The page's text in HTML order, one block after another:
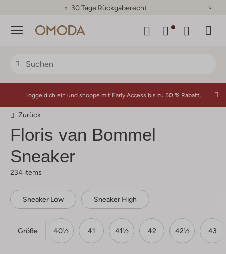
30 Tage Rückgaberecht
Menü
Logge dich ein und shoppe mit Early Access bis zu 50 % Rabatt.
Zurück
Floris van Bommel
Sneaker
234 items
Sneaker Low Sneaker High
Größe
40 40½ 41 41½ 42 42½ 43